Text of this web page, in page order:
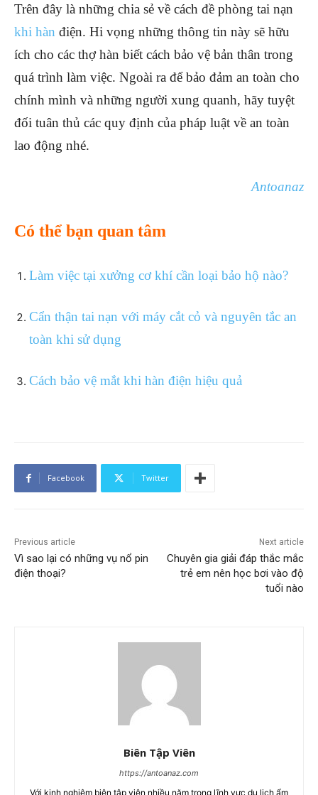
Trên đây là những chia sẻ về cách đề phòng tai nạn
khi hàn điện. Hi vọng những thông tin này sẽ hữu
ích cho các thợ hàn biết cách bảo vệ bản thân trong
quá trình làm việc. Ngoài ra để bảo đảm an toàn cho
chính mình và những người xung quanh, hãy tuyệt
đối tuân thủ các quy định của pháp luật về an toàn
lao động nhé.
Antoanaz
Có thể bạn quan tâm
Làm việc tại xưởng cơ khí cần loại bảo hộ nào?
Cẩn thận tai nạn với máy cắt cỏ và nguyên tắc an
toàn khi sử dụng
Cách bảo vệ mắt khi hàn điện hiệu quả
Facebook Twitter
Previous article
Vì sao lại có những vụ nổ pin
điện thoại?
Next article
Chuyên gia giải đáp thắc mắc
trẻ em nên học bơi vào độ
tuổi nào
Biên Tập Viên
https://antoanaz.com
Với kinh nghiệm biên tập viên nhiều năm trong lĩnh vực du lịch ẩm